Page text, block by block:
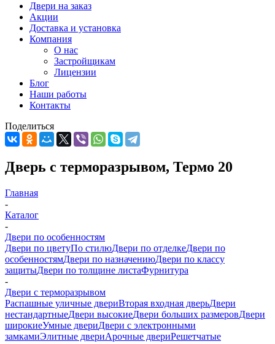
Двери на заказ
Акции
Доставка и установка
Компания
О нас
Застройщикам
Лицензии
Блог
Наши работы
Контакты
Поделиться
Дверь с терморазрывом, Термо 20
Главная
-
Каталог
-
Двери по особенностям
Двери по цветуПо стилюДвери по отделкеДвери по
особенностямДвери по назначениюДвери по классу
защитыДвери по толщине листаФурнитура
-
Двери с терморазрывом
Распашные уличные двериВторая входная дверьДвери
нестандартныеДвери высокиеДвери больших размеровДвери
широкиеУмные двериДвери с электронными
замкамиЭлитные двериАрочные двериРешетчатые